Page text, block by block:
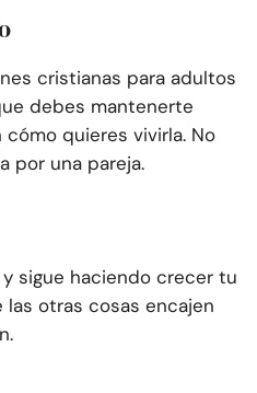
cristianas para adultos
debes mantenerte
quieres vivirla. No
por una pareja.
sigue haciendo crecer tu
otras cosas encajen